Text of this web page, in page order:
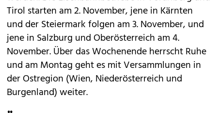
Tirol starten am 2. November, jene in Kärnten
und der Steiermark folgen am 3. November, und
jene in Salzburg und Oberösterreich am 4.
November. Über das Wochenende herrscht Ruhe
und am Montag geht es mit Versammlungen in
der Ostregion (Wien, Niederösterreich und
Burgenland) weiter.